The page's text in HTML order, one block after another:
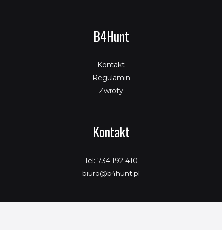
B4Hunt
Kontakt
Regulamin
Zwroty
Kontakt
Tel: 734 192 410
biuro@b4hunt.pl